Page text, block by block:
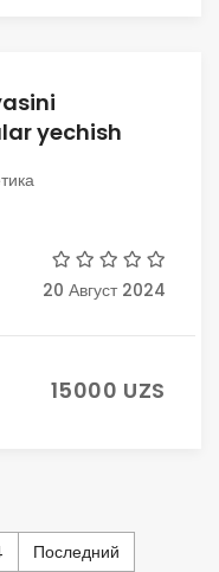
yechish
20 Август 2024
15000 UZS
Последний